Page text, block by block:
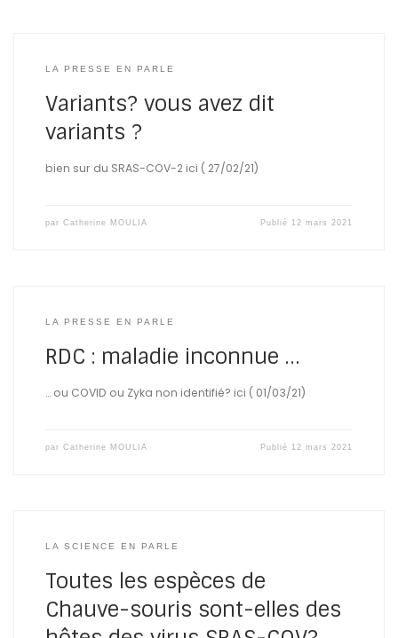
LA PRESSE EN PARLE
Variants? vous avez dit
variants ?
bien sur du SRAS-COV-2 ici ( 27/02/21)
par Catherine MOULIA Publié 12 mars 2021
LA PRESSE EN PARLE
RDC : maladie inconnue …
… ou COVID ou Zyka non identifié? ici ( 01/03/21)
par Catherine MOULIA Publié 12 mars 2021
LA SCIENCE EN PARLE
Toutes les espèces de
Chauve-souris sont-elles des